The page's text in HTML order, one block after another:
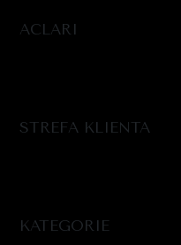
ACLARI
STREFA KLIENTA
KATEGORIE